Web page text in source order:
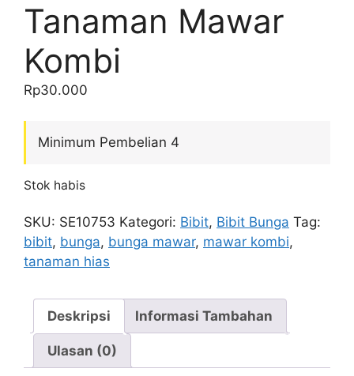
Tanaman Mawar
Kombi
Rp30.000
Minimum Pembelian 4
Stok habis
SKU: SE10753 Kategori: Bibit, Bibit Bunga Tag:
bibit, bunga, bunga mawar, mawar kombi,
tanaman hias
Deskripsi Informasi Tambahan
Ulasan (0)